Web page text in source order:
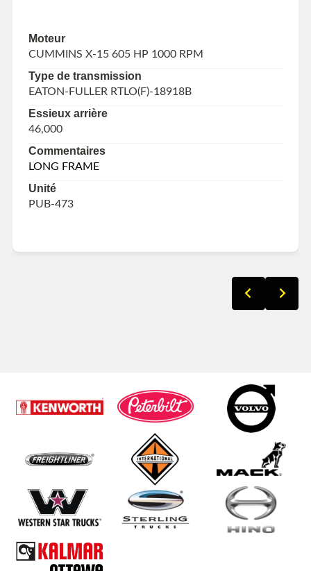
Moteur
CUMMINS X-15 605 HP 1000 RPM
Type de transmission
EATON-FULLER RTLO(F)-18918B
Essieux arrière
46,000
Commentaires
LONG FRAME
Unité
PUB-473